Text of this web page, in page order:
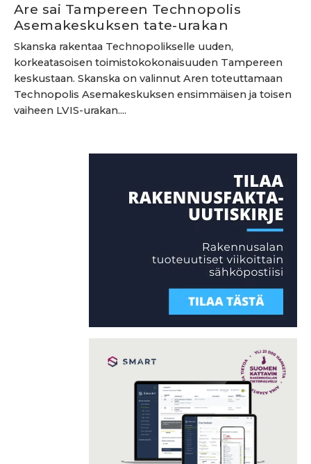
Are sai Tampereen Technopolis
Asemakeskuksen tate-urakan
Skanska rakentaa Technopolikselle uuden,
korkeatasoisen toimistokokonaisuuden Tampereen
keskustaan. Skanska on valinnut Aren toteuttamaan
Technopolis Asemakeskuksen ensimmäisen ja toisen
vaiheen LVIS-urakan....